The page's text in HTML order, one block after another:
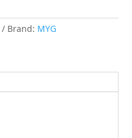
Brand: MYG